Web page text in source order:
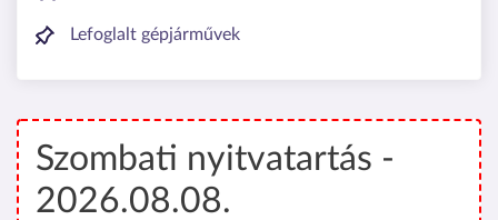
Lefoglalt gépjárművek
Szombati nyitvatartás -
2026.08.08.